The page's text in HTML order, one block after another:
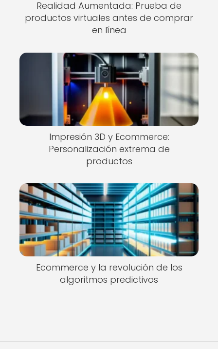
Realidad Aumentada: Prueba de
productos virtuales antes de comprar
en línea
Impresión 3D y Ecommerce:
Personalización extrema de
productos
Ecommerce y la revolución de los
algoritmos predictivos